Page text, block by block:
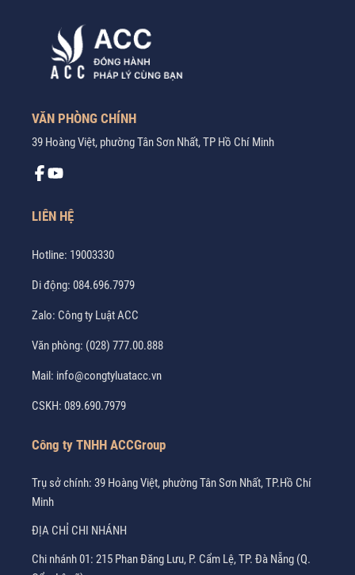
VĂN PHÒNG CHÍNH
39 Hoàng Việt, phường Tân Sơn Nhất, TP Hồ Chí Minh
LIÊN HỆ
Hotline: 19003330
Di động: 084.696.7979
Zalo: Công ty Luật ACC
Văn phòng: (028) 777.00.888
Mail: info@congtyluatacc.vn
CSKH: 089.690.7979
Công ty TNHH ACCGroup
Trụ sở chính: 39 Hoàng Việt, phường Tân Sơn Nhất, TP.Hồ Chí
Minh
ĐỊA CHỈ CHI NHÁNH
Chi nhánh 01: 215 Phan Đăng Lưu, P. Cẩm Lệ, TP. Đà Nẵng (Q.